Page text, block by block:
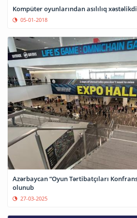
Kompüter oyunlarından
05-01-2018
Azərbaycan “Oyun Tərtibatçıları
olunub
27-03-2025